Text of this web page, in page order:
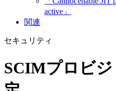
active」
関連
セキュリティ
SCIMプロビ